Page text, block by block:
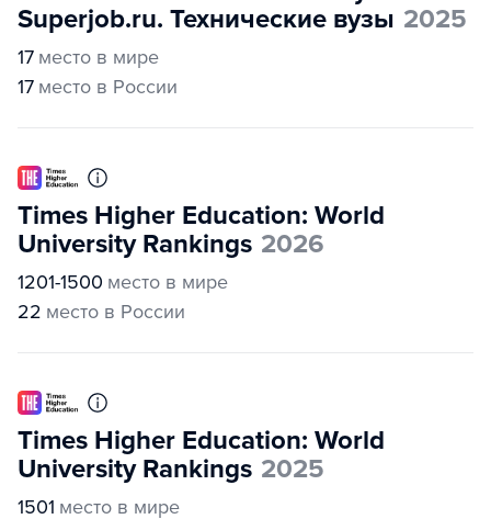
Superjob.ru. Технические вузы 2025
17 место в мире
17 место в России
Times Higher Education: World
University Rankings 2026
1201-1500 место в мире
22 место в России
Times Higher Education: World
University Rankings 2025
1501 место в мире